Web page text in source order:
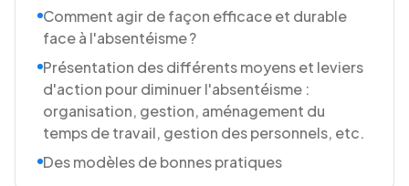
Comment agir de façon efficace et durable
face à l'absentéisme ?
Présentation des différents moyens et leviers
d'action pour diminuer l'absentéisme :
organisation, gestion, aménagement du
temps de travail, gestion des personnels, etc.
Des modèles de bonnes pratiques